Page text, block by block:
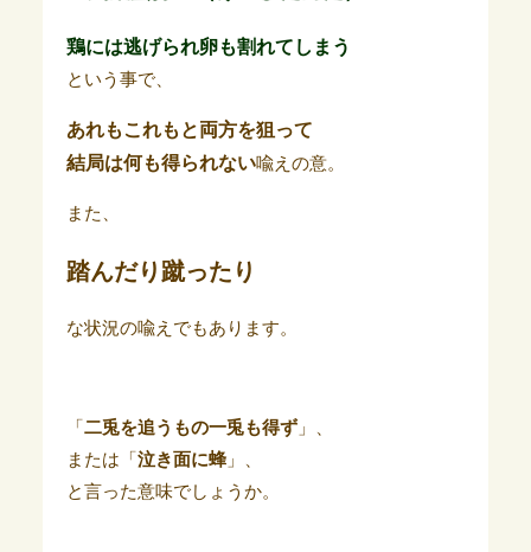
鶏には逃げられ卵も割れてしまう
という事で、
あれもこれもと両方を狙って
結局は何も得られない喩えの意。
また、
踏んだり蹴ったり
な状況の喩えでもあります。
「 二兎を追うもの一兎も得ず」、
または「 泣き面に蜂」、
と言った意味でしょうか。